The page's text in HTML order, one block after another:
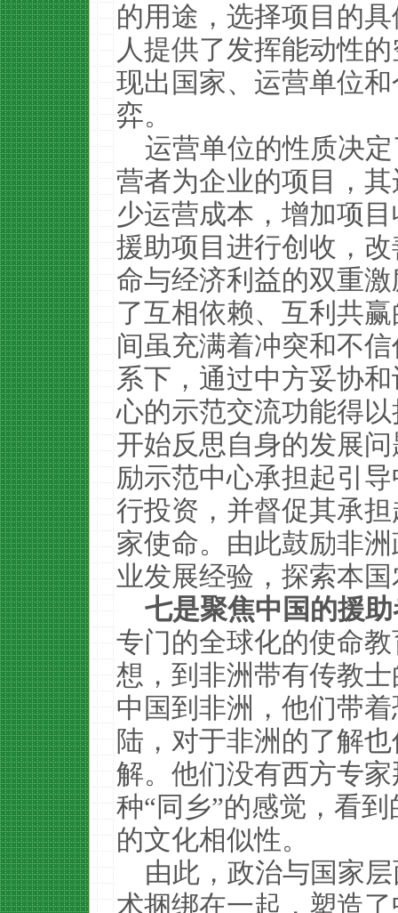
的用途，选择项目的
人提供了发挥能动性
现出国家、运营单位
弈。
运营单位的性质决
营者为企业的项目，
少运营成本，增加项
援助项目进行创收，
命与经济利益的双重
了互相依赖、互利共
间虽充满着冲突和不
系下，通过中方妥协
心的示范交流功能得
开始反思自身的发展
励示范中心承担起引
行投资，并督促其承
家使命。由此鼓励非
业发展经验，探索本
七是聚焦中国的援
专门的全球化的使命
想，到非洲带有传教
中国到非洲，他们带
陆，对于非洲的了解
解。他们没有西方专
种“同乡”的感觉，看
的文化相似性。
由此，政治与国家
术捆绑在一起，塑造